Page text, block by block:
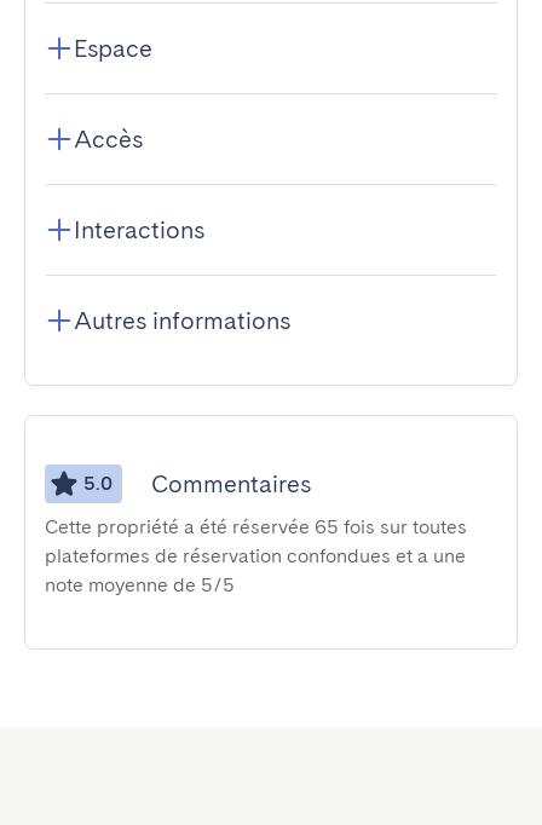
Espace
Accès
Interactions
Autres informations
5.0 Commentaires
Cette propriété a été réservée 65 fois sur toutes
plateformes de réservation confondues et a une
note moyenne de 5/5